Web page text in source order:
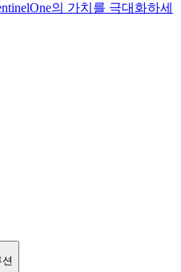
의 가치를 극대화하세